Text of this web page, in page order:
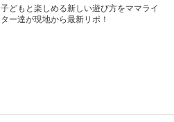
子どもと楽しめる新しい遊び方をママライ
ター達が現地から最新リポ！